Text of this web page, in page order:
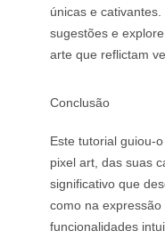
únicas e
sugestões e
arte que reflictam
Conclusão
Este tutorial guiou-
pixel art, das suas
significativo que
como na
funcionalidades